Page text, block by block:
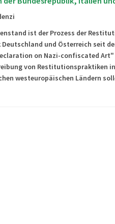
ist der Prozess der
und Österreich seit
on Nazi-confiscated
von Restitutionspraktiken
westeuropäischen Ländern